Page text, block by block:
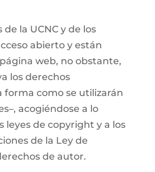
la UCNC y de los
abierto y están
web, no obstante,
los derechos
forma como se utilizarán
acogiéndose a lo
leyes de copyright y a los
de la Ley de
de autor.